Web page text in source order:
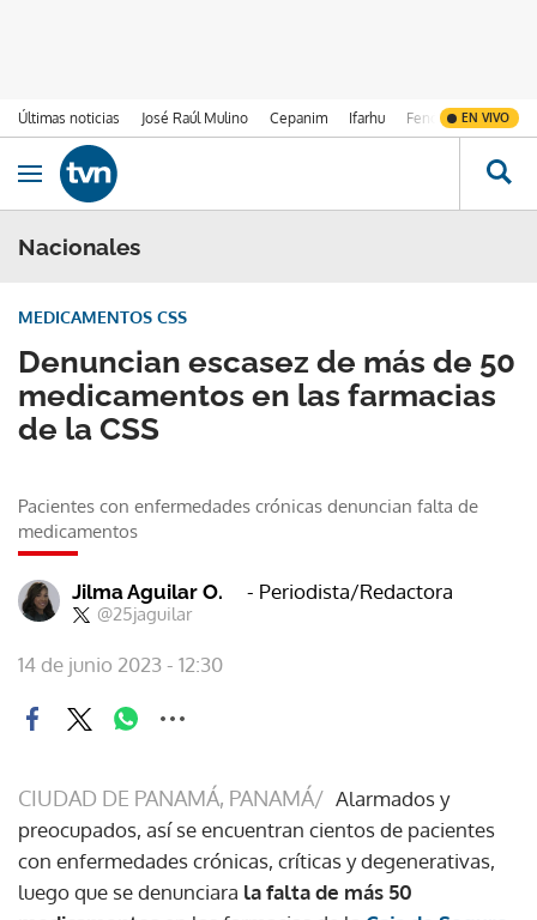
Últimas noticias José Raúl Mulino Cepanim Ifarhu Fenómeno de El
EN VIVO
Ir al contenido
Obrir navegació
Nacionales
Denuncian escasez de más de 50
medicamentos en las farmacias
de la CSS
MEDICAMENTOS CSS
Pacientes con enfermedades crónicas denuncian falta de
medicamentos
Jilma Aguilar O.
@25jaguilar
- Periodista/Redactora
14 de junio 2023 - 12:30
CIUDAD DE PANAMÁ, PANAMÁ/ Alarmados y
preocupados, así se encuentran cientos de pacientes
con enfermedades crónicas, críticas y degenerativas,
luego que se denunciara la falta de más 50